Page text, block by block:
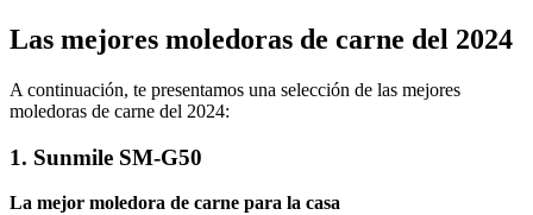
Las mejores moledoras de carne del 2024
A continuación, te presentamos una selección de las mejores
moledoras de carne del 2024:
1. Sunmile SM-G50
La mejor moledora de carne para la casa